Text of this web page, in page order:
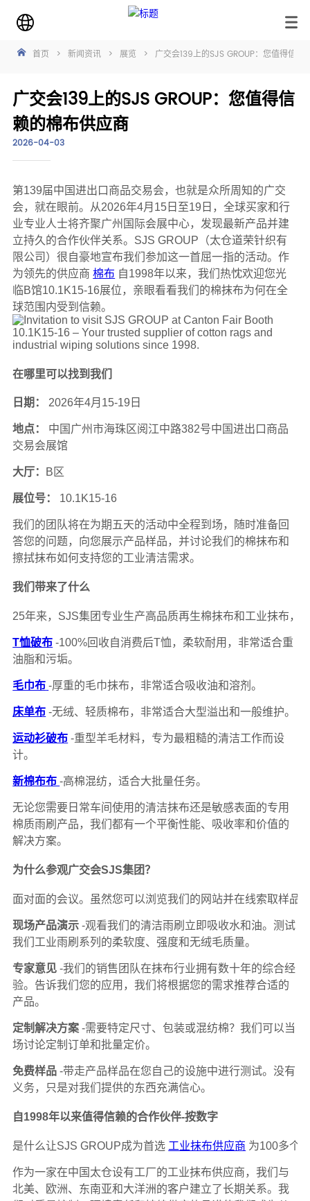
首页 > 新闻资讯 > 展览 > 广交会139上的SJS GROUP：您值得信赖
广交会139上的SJS GROUP：您值得信
赖的棉布供应商
2026-04-03